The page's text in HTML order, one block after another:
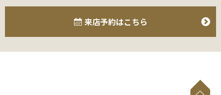
来店予約はこちら